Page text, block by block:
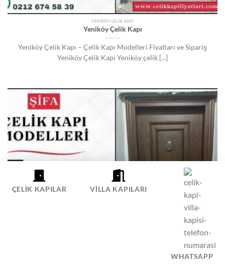
YENIKÖY ÇELIK KAPI
Yeniköy Çelik Kapı
Yeniköy Çelik Kapı – Çelik Kapı Modelleri Fiyatları ve Sipariş
Yeniköy Çelik Kapı Yeniköy çelik [...]
ÇELIK KAPILAR VILLA KAPILARI
WHATSAPP